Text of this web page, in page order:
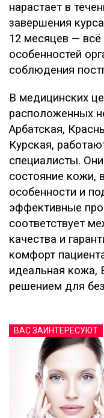
нарастает в
завершения
12 месяцев — всё
особенностей
соблюдения
В медицинских
расположенных
Арбатская,
Курская,
специалисты.
состояние кожи,
особенности и
эффективные
соответствует
качества и
комфорт
идеальная кожа,
решением для
ВАС ЗАИНТЕРЕСУЮТ